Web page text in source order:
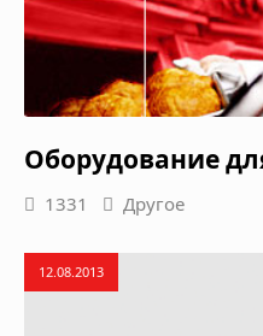
Оборудование
1331 Другое
12.08.2013